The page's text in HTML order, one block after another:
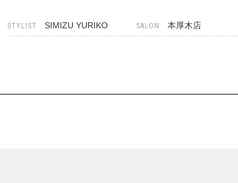
STYLIST SIMIZU YURIKO SALON 本厚木店